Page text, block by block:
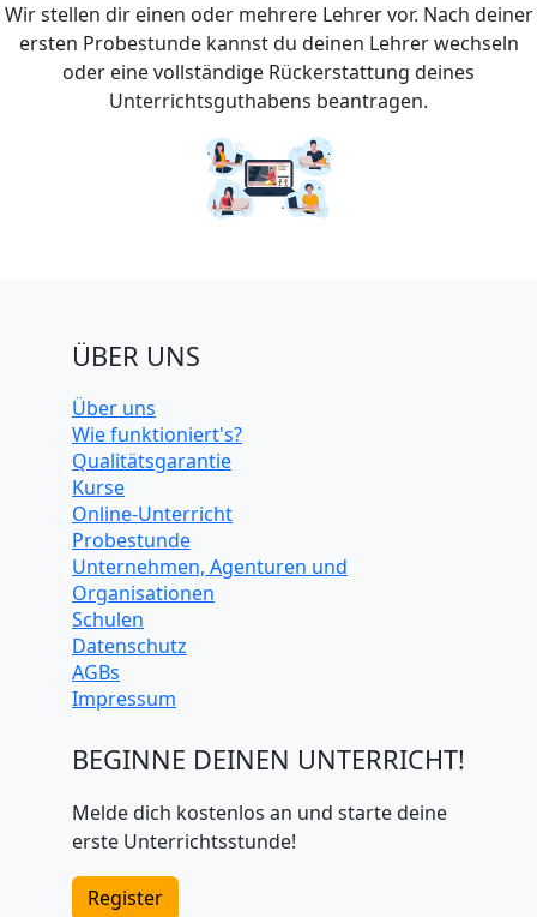
Wir stellen dir einen oder mehrere Lehrer vor. Nach deiner
ersten Probestunde kannst du deinen Lehrer wechseln
oder eine vollständige Rückerstattung deines
Unterrichtsguthabens beantragen.
ÜBER UNS
Über uns
Wie funktioniert's?
Qualitätsgarantie
Kurse
Online-Unterricht
Probestunde
Unternehmen, Agenturen und
Organisationen
Schulen
Datenschutz
AGBs
Impressum
BEGINNE DEINEN UNTERRICHT!
Melde dich kostenlos an und starte deine
erste Unterrichtsstunde!
Register